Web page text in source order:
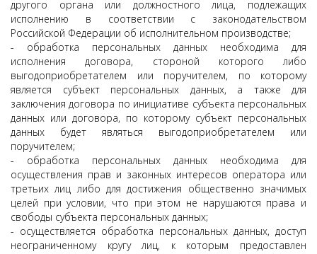
другого органа или должностного лица, подлежащих
исполнению в соответствии с законодательством
Российской Федерации об исполнительном производстве;
- обработка персональных данных необходима для
исполнения договора, стороной которого либо
выгодоприобретателем или поручителем, по которому
является субъект персональных данных, а также для
заключения договора по инициативе субъекта персональных
данных или договора, по которому субъект персональных
данных будет являться выгодоприобретателем или
поручителем;
- обработка персональных данных необходима для
осуществления прав и законных интересов оператора или
третьих лиц либо для достижения общественно значимых
целей при условии, что при этом не нарушаются права и
свободы субъекта персональных данных;
- осуществляется обработка персональных данных, доступ
неограниченному кругу лиц, к которым предоставлен